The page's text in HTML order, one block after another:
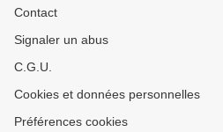
Contact
Signaler un abus
C.G.U.
Cookies et données personnelles
Préférences cookies